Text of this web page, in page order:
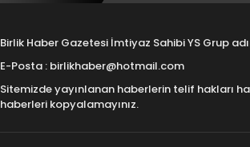
Çocuklara
16:00 Aksaray
8:23
Birlik Haber Gazetesi İmtiyaz Sahibi YS Grup
E-Posta : birlikhaber@hotmail.com
Sitemizde yayınlanan haberlerin telif hakları
haberleri kopyalamayınız.